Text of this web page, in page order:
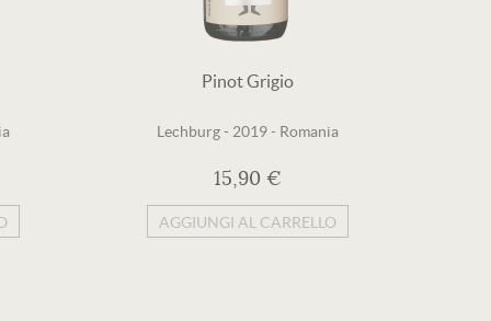
Pinot Grigio
Lechburg- 2019- Romania
15,90 €
AGGIUNGI AL CARRELLO